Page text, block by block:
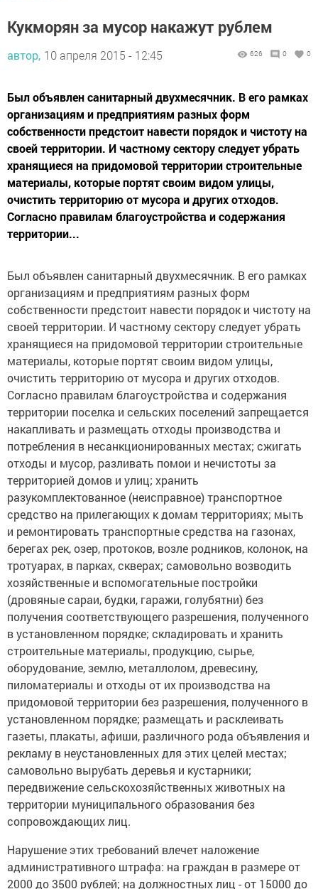
Кукморян за мусор накажут рублем
автор, 10 апреля 2015 - 12:45 626 0 0
Был объявлен санитарный двухмесячник. В его рамках
организациям и предприятиям разных форм
собственности предстоит навести порядок и чистоту на
своей территории. И частному сектору следует убрать
хранящиеся на придомовой территории строительные
материалы, которые портят своим видом улицы,
очистить территорию от мусора и других отходов.
Согласно правилам благоустройства и содержания
территории...
Был объявлен санитарный двухмесячник. В его рамках
организациям и предприятиям разных форм
собственности предстоит навести порядок и чистоту на
своей территории. И частному сектору следует убрать
хранящиеся на придомовой территории строительные
материалы, которые портят своим видом улицы,
очистить территорию от мусора и других отходов.
Согласно правилам благоустройства и содержания
территории поселка и сельских поселений запрещается
накапливать и размещать отходы производства и
потребления в несанкционированных местах; сжигать
отходы и мусор, разливать помои и нечистоты за
территорией домов и улиц; хранить
разукомплектованное (неисправное) транспортное
средство на прилегающих к домам территориях; мыть
и ремонтировать транспортные средства на газонах,
берегах рек, озер, протоков, возле родников, колонок, на
тротуарах, в парках, скверах; самовольно возводить
хозяйственные и вспомогательные постройки
(дровяные сараи, будки, гаражи, голубятни) без
получения соответствующего разрешения, полученного
в установленном порядке; складировать и хранить
строительные материалы, продукцию, сырье,
оборудование, землю, металлолом, древесину,
пиломатериалы и отходы от их производства на
придомовой территории без разрешения, полученного в
установленном порядке; размещать и расклеивать
газеты, плакаты, афиши, различного рода объявления и
рекламу в неустановленных для этих целей местах;
самовольно вырубать деревья и кустарники;
передвижение сельскохозяйственных животных на
территории муниципального образования без
сопровождающих лиц.
Нарушение этих требований влечет наложение
административного штрафа: на граждан в размере от
2000 до 3500 рублей; на должностных лиц - от 15000 до